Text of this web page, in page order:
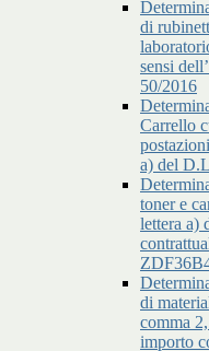
di
sensi
50/2016
Carrello
a) del
toner e
lettera a)
di
comma
importo